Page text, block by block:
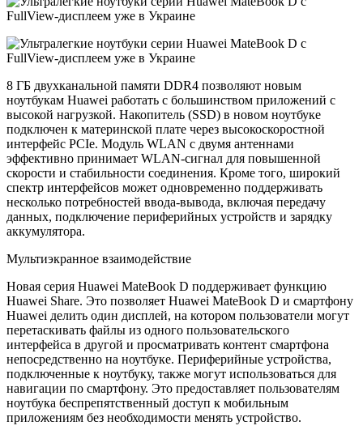
8 ГБ двухканальной памяти DDR4 позволяют новым
ноутбукам Huawei работать с большинством приложений с
высокой нагрузкой. Накопитель (SSD) в новом ноутбуке
подключен к материнской плате через высокоскоростной
интерфейс PCIe. Модуль WLAN с двумя антеннами
эффективно принимает WLAN-сигнал для повышенной
скорости и стабильности соединения. Кроме того, широкий
спектр интерфейсов может одновременно поддерживать
несколько потребностей ввода-вывода, включая передачу
данных, подключение периферийных устройств и зарядку
аккумулятора.
Мультиэкранное взаимодействие
Новая серия Huawei MateBook D поддерживает функцию
Huawei Share. Это позволяет Huawei MateBook D и смартфону
Huawei делить один дисплей, на котором пользователи могут
перетаскивать файлы из одного пользовательского
интерфейса в другой и просматривать контент смартфона
непосредственно на ноутбуке. Периферийные устройства,
подключенные к ноутбуку, также могут использоваться для
навигации по смартфону. Это предоставляет пользователям
ноутбука беспрепятственный доступ к мобильным
приложениям без необходимости менять устройство.